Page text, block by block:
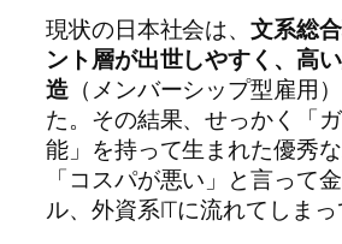
現状の日本社会は、文系総
ント層が出世しやすく、高
造（メンバーシップ型雇用
た。その結果、せっかく「
能」を持って生まれた優秀な
「コスパが悪い」と言って
ル、外資系ITに流れてしまっ